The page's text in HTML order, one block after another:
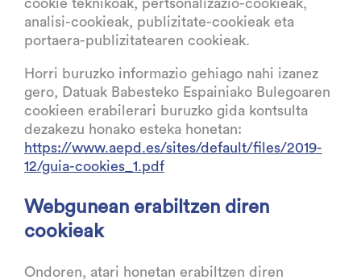
cookie teknikoak, pertsonalizazio-cookieak,
analisi-cookieak, publizitate-cookieak eta
portaera-publizitatearen cookieak.
Horri buruzko informazio gehiago nahi izanez
gero, Datuak Babesteko Espainiako Bulegoaren
cookieen erabilerari buruzko gida kontsulta
dezakezu honako esteka honetan:
https://www.aepd.es/sites/default/files/2019-
12/guia-cookies_1.pdf
Webgunean erabiltzen diren
cookieak
Ondoren, atari honetan erabiltzen diren